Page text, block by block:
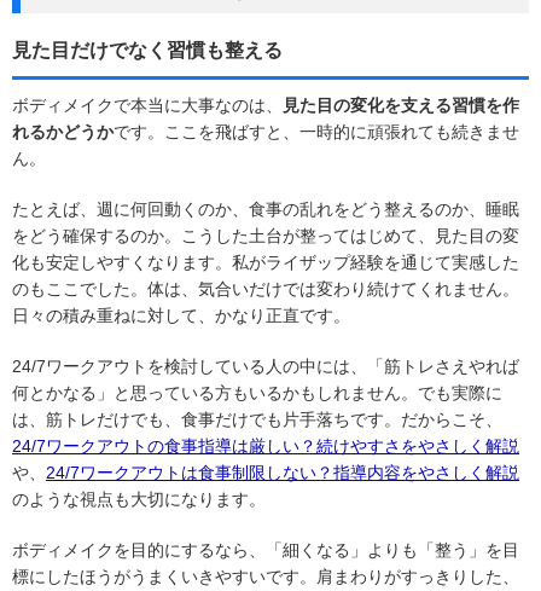
見た目だけでなく習慣も整える
ボディメイクで本当に大事なのは、
見た目の変化を支える習慣を作
れるかどうかです。ここを飛ばすと、一時的に頑張れても続きませ
ん。
たとえば、週に何回動くのか、食事の乱れをどう整えるのか、睡眠
をどう確保するのか。こうした土台が整ってはじめて、見た目の変
化も安定しやすくなります。私がライザップ経験を通じて実感した
のもここでした。体は、気合いだけでは変わり続けてくれません。
日々の積み重ねに対して、かなり正直です。
24/7ワークアウトを検討している人の中には、「筋トレさえやれば
何とかなる」と思っている方もいるかもしれません。でも実際に
は、筋トレだけでも、食事だけでも片手落ちです。だからこそ、
24/7ワークアウトの食事指導は厳しい？続けやすさをやさしく解説
や、 24/7ワークアウトは食事制限しない？指導内容をやさしく解説
のような視点も大切になります。
ボディメイクを目的にするなら、「細くなる」よりも「整う」を目
標にしたほうがうまくいきやすいです。肩まわりがすっきりした、